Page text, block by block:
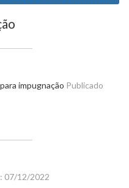
impugnação Publicado
07/12/2022